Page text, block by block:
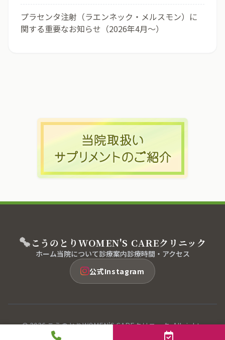
プラセンタ注射（ラエンネック・メルスモン）に
関する重要なお知らせ（2026年4月〜）
こうのとりWOMEN'S CAREクリニック
ホーム当院について診療案内診療時間・アクセス
公式Instagram
© 2026 こうのとりWOMEN'S CAREクリニック. All rights